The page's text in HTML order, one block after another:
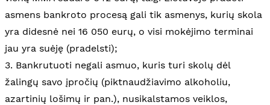
asmens bankroto procesą gali tik asmenys, kurių skola
yra didesnė nei 16 050 eurų, o visi mokėjimo terminai
jau yra suėję (pradelsti);
3. Bankrutuoti negali asmuo, kuris turi skolų dėl
žalingų savo įpročių (piktnaudžiavimo alkoholiu,
azartinių lošimų ir pan.), nusikalstamos veiklos,